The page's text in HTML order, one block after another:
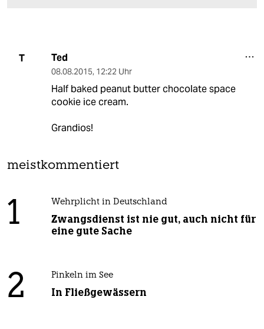
T Ted
08.08.2015, 12:22 Uhr
Half baked peanut butter chocolate space
cookie ice cream.
Grandios!
meistkommentiert
1 Wehrplicht in Deutschland
Zwangsdienst ist nie gut, auch nicht für
eine gute Sache
2 Pinkeln im See
In Fließgewässern